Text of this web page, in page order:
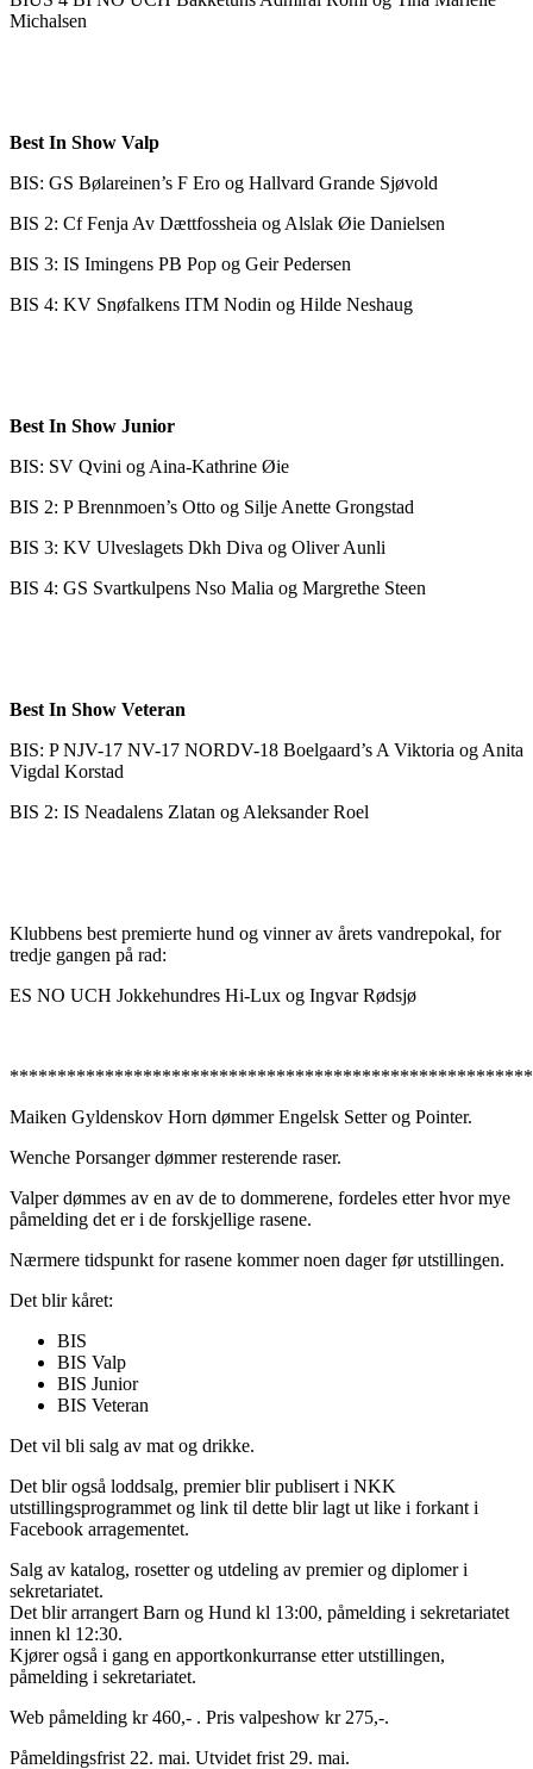
Michalsen
Best In Show Valp
BIS: GS Bølareinen’s F Ero og Hallvard Grande Sjøvold
BIS 2: Cf Fenja Av Dættfossheia og Alslak Øie Danielsen
BIS 3: IS Imingens PB Pop og Geir Pedersen
BIS 4: KV Snøfalkens ITM Nodin og Hilde Neshaug
Best In Show Junior
BIS: SV Qvini og Aina-Kathrine Øie
BIS 2: P Brennmoen’s Otto og Silje Anette Grongstad
BIS 3: KV Ulveslagets Dkh Diva og Oliver Aunli
BIS 4: GS Svartkulpens Nso Malia og Margrethe Steen
Best In Show Veteran
BIS: P NJV-17 NV-17 NORDV-18 Boelgaard’s A Viktoria og Anita
Vigdal Korstad
BIS 2: IS Neadalens Zlatan og Aleksander Roel
Klubbens best premierte hund og vinner av årets vandrepokal, for
tredje gangen på rad:
ES NO UCH Jokkehundres Hi-Lux og Ingvar Rødsjø
Maiken Gyldenskov Horn dømmer Engelsk Setter og Pointer.
Wenche Porsanger dømmer resterende raser.
Valper dømmes av en av de to dommerene, fordeles etter hvor mye
påmelding det er i de forskjellige rasene.
Nærmere tidspunkt for rasene kommer noen dager før utstillingen.
Det blir kåret:
BIS
BIS Valp
BIS Junior
BIS Veteran
Det vil bli salg av mat og drikke.
Det blir også loddsalg, premier blir publisert i NKK
utstillingsprogrammet og link til dette blir lagt ut like i forkant i
Facebook arragementet.
Salg av katalog, rosetter og utdeling av premier og diplomer i
sekretariatet.
Det blir arrangert Barn og Hund kl 13:00, påmelding i sekretariatet
innen kl 12:30.
Kjører også i gang en apportkonkurranse etter utstillingen,
påmelding i sekretariatet.
Web påmelding kr 460,- . Pris valpeshow kr 275,-.
Påmeldingsfrist 22. mai. Utvidet frist 29. mai.